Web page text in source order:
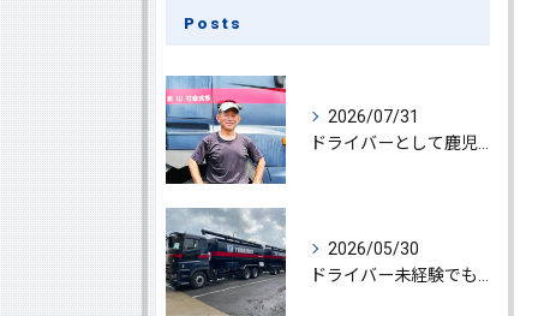
Posts
2026/07/31
2026/05/30